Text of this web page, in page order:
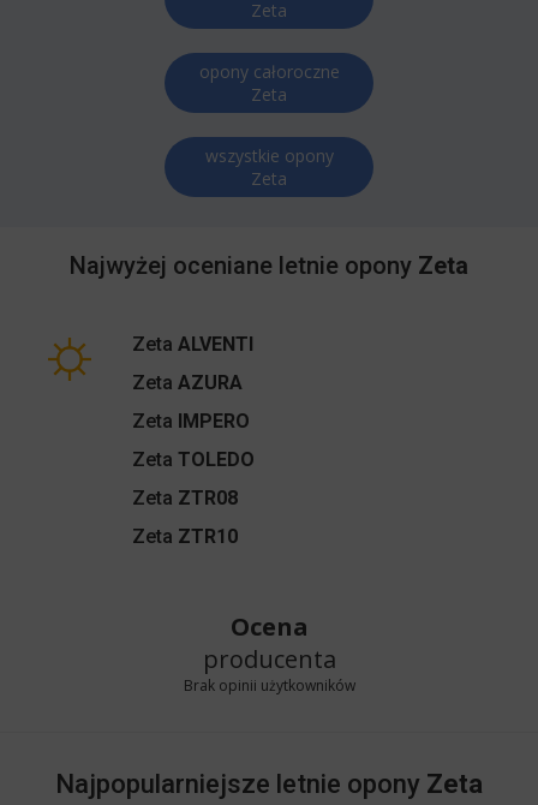
Zeta
opony całoroczne
Zeta
wszystkie opony
Zeta
Najwyżej oceniane letnie opony Zeta
Zeta ALVENTI
Zeta AZURA
Zeta IMPERO
Zeta TOLEDO
Zeta ZTR08
Zeta ZTR10
Ocena
producenta
Brak opinii użytkowników
Najpopularniejsze letnie opony Zeta